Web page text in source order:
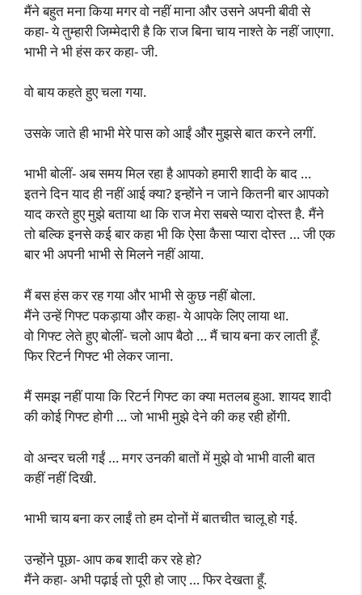
मैंने बहुत मना किया मगर वो नहीं माना और उसने अपनी बीवी से
कहा- ये तुम्हारी जिम्मेदारी है कि राज बिना चाय नाश्ते के नहीं जाएगा.
भाभी ने भी हंस कर कहा- जी.
वो बाय कहते हुए चला गया.
उसके जाते ही भाभी मेरे पास को आईं और मुझसे बात करने लगीं.
भाभी बोलीं- अब समय मिल रहा है आपको हमारी शादी के बाद …
इतने दिन याद ही नहीं आई क्या? इन्होंने न जाने कितनी बार आपको
याद करते हुए मुझे बताया था कि राज मेरा सबसे प्यारा दोस्त है. मैंने
तो बल्कि इनसे कई बार कहा भी कि ऐसा कैसा प्यारा दोस्त … जी एक
बार भी अपनी भाभी से मिलने नहीं आया.
मैं बस हंस कर रह गया और भाभी से कुछ नहीं बोला.
मैंने उन्हें गिफ्ट पकड़ाया और कहा- ये आपके लिए लाया था.
वो गिफ्ट लेते हुए बोलीं- चलो आप बैठो … मैं चाय बना कर लाती हूँ.
फिर रिटर्न गिफ्ट भी लेकर जाना.
मैं समझ नहीं पाया कि रिटर्न गिफ्ट का क्या मतलब हुआ. शायद शादी
की कोई गिफ्ट होगी … जो भाभी मुझे देने की कह रही होंगी.
वो अन्दर चली गईं … मगर उनकी बातों में मुझे वो भाभी वाली बात
कहीं नहीं दिखी.
भाभी चाय बना कर लाईं तो हम दोनों में बातचीत चालू हो गई.
उन्होंने पूछा- आप कब शादी कर रहे हो?
मैंने कहा- अभी पढ़ाई तो पूरी हो जाए … फिर देखता हूँ.